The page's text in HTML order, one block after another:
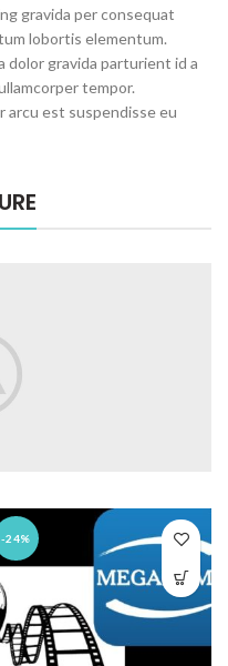
gravida per consequat
lobortis elementum.
dolor gravida parturient id a
tempor.
arcu est suspendisse eu
-24%